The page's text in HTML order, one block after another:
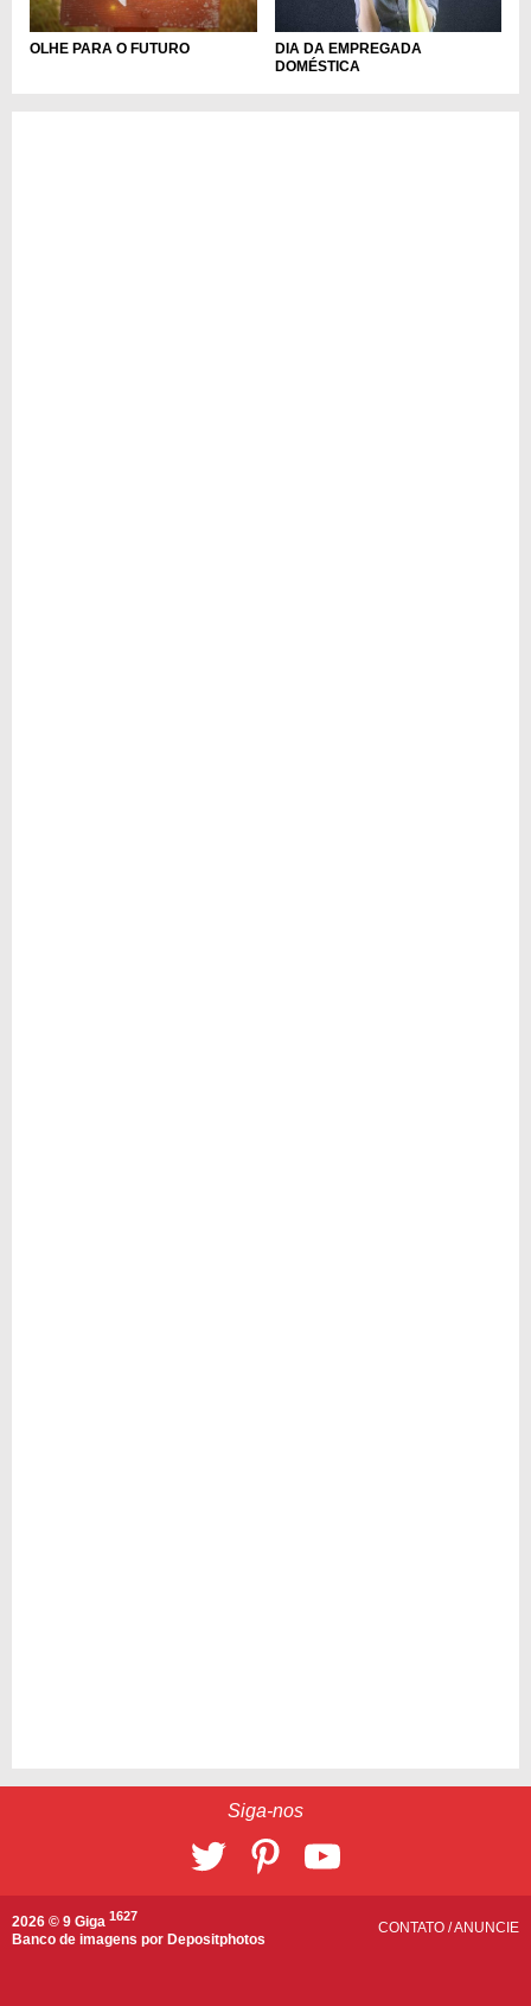
OLHE PARA O FUTURO
DIA DA EMPREGADA
DOMÉSTICA
Siga-nos
2026 © 9 Giga 1627
Banco de imagens por Depositphotos
CONTATO /ANUNCIE